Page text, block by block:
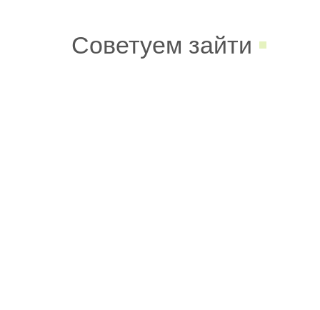
Советуем зайти